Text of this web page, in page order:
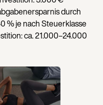
durch
% je nach Steuerklasse
ca. 21.000–24.000